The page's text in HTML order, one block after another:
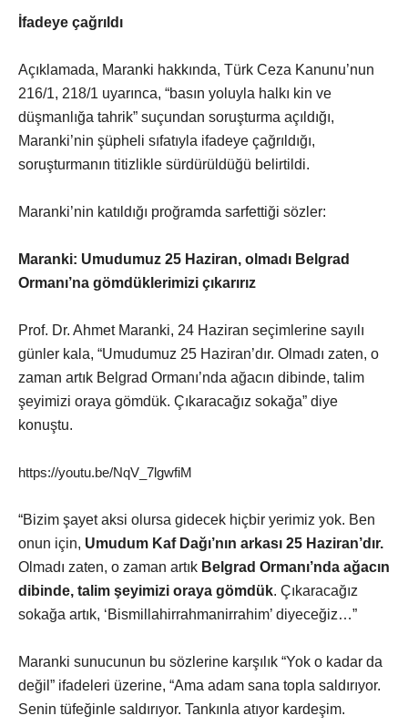
İfadeye çağrıldı
Açıklamada, Maranki hakkında, Türk Ceza Kanunu’nun
216/1, 218/1 uyarınca, “basın yoluyla halkı kin ve
düşmanlığa tahrik” suçundan soruşturma açıldığı,
Maranki’nin şüpheli sıfatıyla ifadeye çağrıldığı,
soruşturmanın titizlikle sürdürüldüğü belirtildi.
Maranki’nin katıldığı proğramda sarfettiği sözler:
Maranki: Umudumuz 25 Haziran, olmadı Belgrad
Ormanı’na gömdüklerimizi çıkarırız
Prof. Dr. Ahmet Maranki, 24 Haziran seçimlerine sayılı
günler kala, “Umudumuz 25 Haziran’dır. Olmadı zaten, o
zaman artık Belgrad Ormanı’nda ağacın dibinde, talim
şeyimizi oraya gömdük. Çıkaracağız sokağa” diye
konuştu.
https://youtu.be/NqV_7lgwfiM
“Bizim şayet aksi olursa gidecek hiçbir yerimiz yok. Ben
onun için, Umudum Kaf Dağı’nın arkası 25 Haziran’dır.
Olmadı zaten, o zaman artık Belgrad Ormanı’nda ağacın
dibinde, talim şeyimizi oraya gömdük. Çıkaracağız
sokağa artık, ‘Bismillahirrahmanirrahim’ diyeceğiz…”​
Maranki sunucunun bu sözlerine karşılık “Yok o kadar da
değil” ifadeleri üzerine, “Ama adam sana topla saldırıyor.
Senin tüfeğinle saldırıyor. Tankınla atıyor kardeşim.